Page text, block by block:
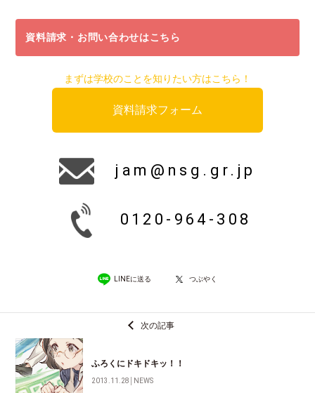
資料請求・お問い合わせはこちら
まずは学校のことを知りたい方はこちら！
資料請求フォーム
jam@nsg.gr.jp
0120-964-308
LINEに送る つぶやく
次の記事
ふろくにドキドキッ！！
2013.11.28 NEWS